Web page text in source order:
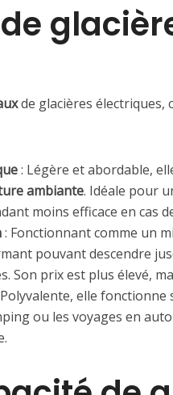
de glacières électriques,
: Légère et abordable,
ambiante. Idéale pour
moins efficace en cas
: Fonctionnant comme un
pouvant descendre
Son prix est plus élevé,
elle fonctionne
ou les voyages en